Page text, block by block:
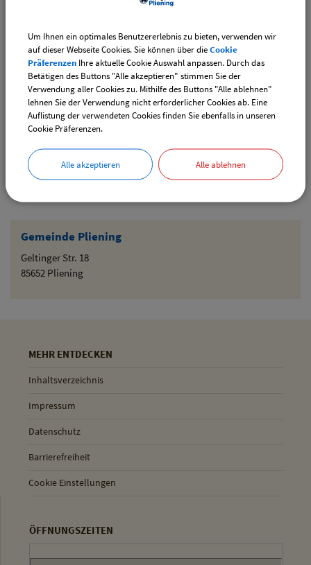
Gemeinde Pliening
Geltinger Str. 18
85652 Pliening
CSU-Ortshauptversammlung
Downloads
Den gewählten Termin als VCS-Kalenderdatei
downloaden
Den gewählten Termin als iCal-Kalenderdatei
downloaden
Drucken
MEHR ENTDECKEN
Inhaltsverzeichnis
Impressum
Datenschutz
Barrierefreiheit
Cookie Einstellungen
ÖFFNUNGSZEITEN
Um Ihnen ein optimales Benutzererlebnis zu bieten, verwenden wir
auf dieser Webseite Cookies. Sie können über dieCookie
Präferenzen Ihre aktuelle Cookie Auswahl anpassen. Durch das
Betätigen des Buttons "Alle akzeptieren" stimmen Sie der
Verwendung aller Cookies zu. Mithilfe des Buttons "Alle ablehnen"
lehnen Sie der Verwendung nicht erforderlicher Cookies ab. Eine
Auflistung der verwendeten Cookies finden Sie ebenfalls in unseren
Cookie Präferenzen.
Alle akzeptieren Alle ablehnen